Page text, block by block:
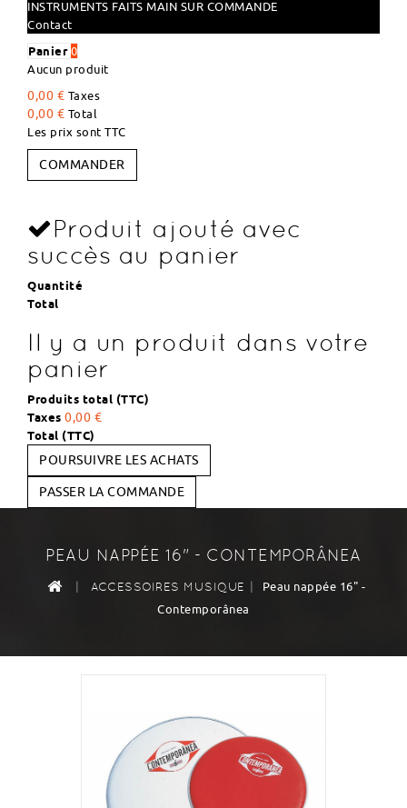
INSTRUMENTS FAITS MAIN SUR COMMANDE
Contact
Panier 0
Aucun produit
0,00 € Taxes
0,00 € Total
Les prix sont TTC
COMMANDER
Produit ajouté avec
succès au panier
Quantité
Total
Il y a un produit dans votre
panier
Produits total (TTC)
Taxes 0,00 €
Total (TTC)
POURSUIVRE LES ACHATS
PASSER LA COMMANDE
PEAU NAPPÉE 16" - CONTEMPORÂNEA
| ACCESSOIRES MUSIQUE |
Peau nappée 16" -
Contemporânea